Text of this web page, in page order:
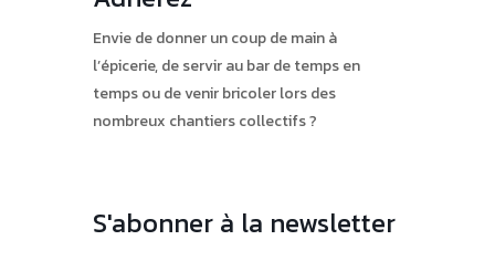
Envie de donner un coup de main à
l’épicerie, de servir au bar de temps en
temps ou de venir bricoler lors des
nombreux chantiers collectifs ?
S'abonner à la newsletter